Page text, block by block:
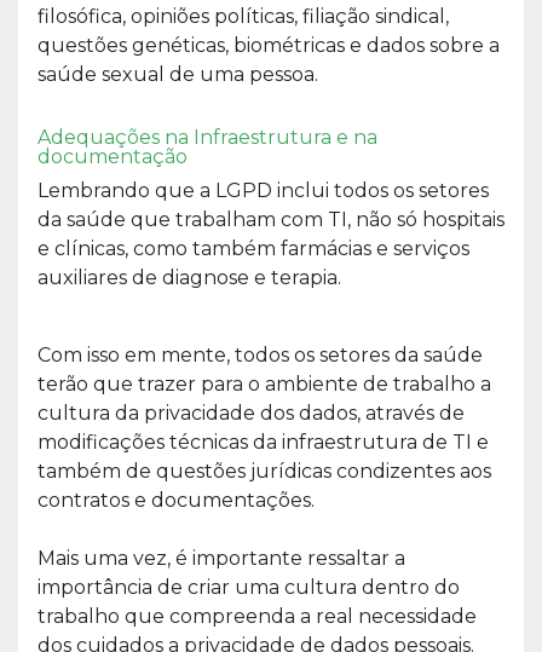
filosófica, opiniões políticas, filiação sindical,
questões genéticas, biométricas e dados sobre a
saúde sexual de uma pessoa.
Adequações na Infraestrutura e na
documentação
Lembrando que a LGPD inclui todos os setores
da saúde que trabalham com TI, não só hospitais
e clínicas, como também farmácias e serviços
auxiliares de diagnose e terapia.
Com isso em mente, todos os setores da saúde
terão que trazer para o ambiente de trabalho a
cultura da privacidade dos dados, através de
modificações técnicas da infraestrutura de TI e
também de questões jurídicas condizentes aos
contratos e documentações.
Mais uma vez, é importante ressaltar a
importância de criar uma cultura dentro do
trabalho que compreenda a real necessidade
dos cuidados a privacidade de dados pessoais.